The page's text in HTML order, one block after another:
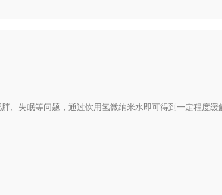
、失眠等问题，通过饮用氢微纳米水即可得到一定程度缓